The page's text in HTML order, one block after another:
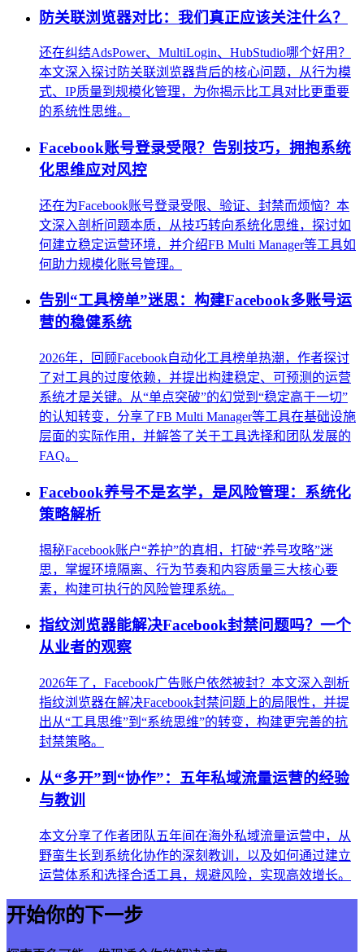
防关联浏览器对比：我们真正应该关注什么？
还在纠结AdsPower、MultiLogin、HubStudio哪个好用？
本文深入探讨防关联浏览器背后的核心问题，从行为模
式、IP质量到规模化管理，为你揭示比工具对比更重要
的系统性思维。
Facebook账号登录受限？告别技巧，拥抱系统
化思维应对风控
还在为Facebook账号登录受限、验证、封禁而烦恼？本
文深入剖析问题本质，从技巧转向系统化思维，探讨如
何建立稳定运营环境，并介绍FB Multi Manager等工具如
何助力规模化账号管理。
告别“工具榜单”迷思：构建Facebook多账号运
营的稳健系统
2026年，回顾Facebook自动化工具榜单热潮，作者探讨
了对工具的过度依赖，并提出构建稳定、可预测的运营
系统才是关键。从“单点突破”的幻觉到“稳定高于一切”
的认知转变，分享了FB Multi Manager等工具在基础设施
层面的实际作用，并解答了关于工具选择和团队发展的
FAQ。
Facebook养号不是玄学，是风险管理：系统化
策略解析
揭秘Facebook账户“养护”的真相，打破“养号攻略”迷
思，掌握环境隔离、行为节奏和内容质量三大核心要
素，构建可执行的风险管理系统。
指纹浏览器能解决Facebook封禁问题吗？一个
从业者的观察
2026年了，Facebook广告账户依然被封？本文深入剖析
指纹浏览器在解决Facebook封禁问题上的局限性，并提
出从“工具思维”到“系统思维”的转变，构建更完善的抗
封禁策略。
从“多开”到“协作”：五年私域流量运营的经验
与教训
本文分享了作者团队五年间在海外私域流量运营中，从
野蛮生长到系统化协作的深刻教训，以及如何通过建立
运营体系和选择合适工具，规避风险，实现高效增长。
开始你的下一步